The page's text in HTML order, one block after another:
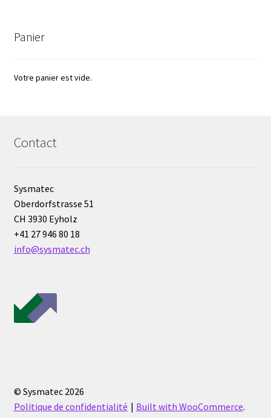
Dernière nouvelle
Dessiccateur
Détermination du point de fusion
Développement d’applications Windows, Android et iOS
DTS, expériences de traçage
Panier
Votre panier est vide.
Contact
Sysmatec
Oberdorfstrasse 51
CH 3930 Eyholz
+41 27 946 80 18
info@sysmatec.ch
© Sysmatec 2026
Politique de confidentialité
Built with WooCommerce.